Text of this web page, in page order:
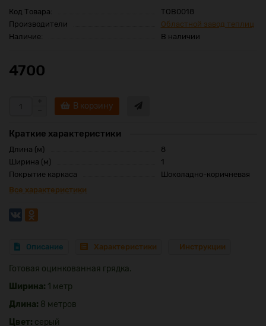
Код Товара:
ТОВ0018
Производители
Областной завод теплиц
Наличие:
В наличии
4700
В корзину
Краткие характеристики
Длина (м)
8
Ширина (м)
1
Покрытие каркаса
Шоколадно-коричневая
Все характеристики
Описание Характеристики Инструкции
Готовая оцинкованная грядка.
Ширина: 1 метр
Длина: 8 метров
Цвет: серый